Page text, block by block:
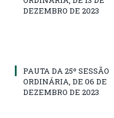
DEZEMBRO DE 2023
PAUTA DA 25º SESSÃO
ORDINÁRIA, DE 06 DE
DEZEMBRO DE 2023